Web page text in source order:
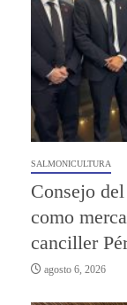
SALMONICULTURA
Consejo
como
canciller
agosto 6, 2026